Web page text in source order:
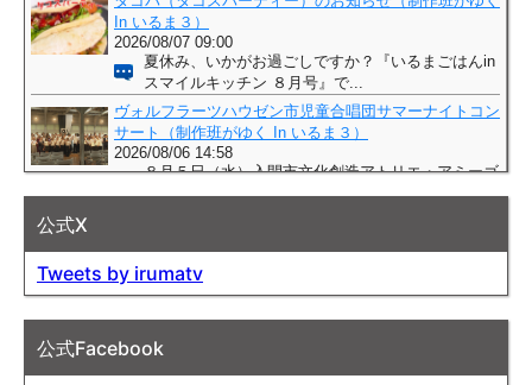
公式X
Tweets by irumatv
公式Facebook